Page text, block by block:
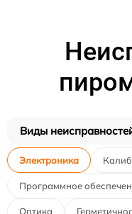
Виды
Электроника
Программное
Оптика